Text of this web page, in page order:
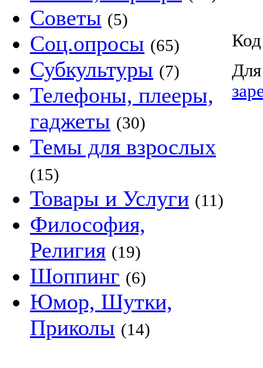
Советы (5)
Соц.опросы (65)
Субкультуры (7)
Телефоны, плееры,
гаджеты (30)
Темы для взрослых
(15)
Товары и Услуги (11)
Философия,
Религия (19)
Шоппинг (6)
Юмор, Шутки,
Приколы (14)